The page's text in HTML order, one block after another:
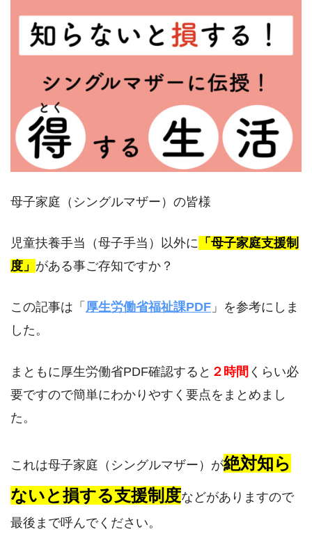
母子家庭（シングルマザー）の皆様
児童扶養手当（母子手当）以外に 「母子家庭支援制
度」 がある事ご存知ですか？
この記事は「 厚生労働省福祉課PDF 」を参考にしま
した。
まともに厚生労働省PDF確認すると ２時間 くらい必
要ですので簡単にわかりやすく要点をまとめまし
た。
これは母子家庭（シングルマザー）が絶対知ら
ないと損する支援制度などがありますので
最後まで呼んでください。